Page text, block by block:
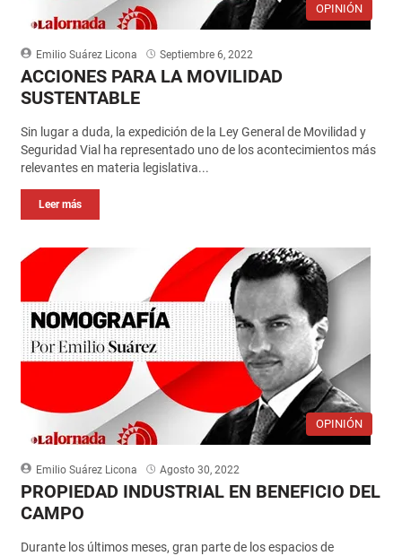
OPINIÓN
Emilio Suárez Licona Septiembre 6, 2022
ACCIONES PARA LA MOVILIDAD
SUSTENTABLE
Sin lugar a duda, la expedición de la Ley General de Movilidad y
Seguridad Vial ha representado uno de los acontecimientos más
relevantes en materia legislativa...
Leer más
OPINIÓN
Emilio Suárez Licona Agosto 30, 2022
PROPIEDAD INDUSTRIAL EN BENEFICIO DEL
CAMPO
Durante los últimos meses, gran parte de los espacios de